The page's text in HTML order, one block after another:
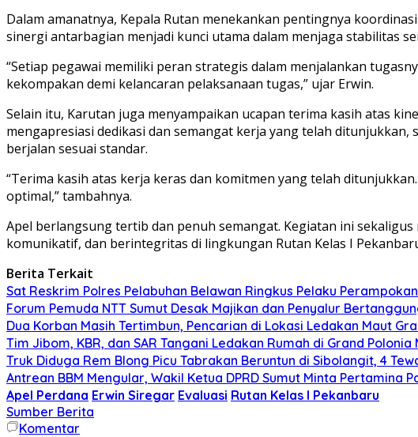
Dalam amanatnya, Kepala Rutan menekankan pentingnya
sinergi antarbagian menjadi kunci utama dalam menjaga stabilitas
“Setiap pegawai memiliki peran strategis dalam menjalankan
kekompakan demi kelancaran pelaksanaan tugas,” ujar Erwin.
Selain itu, Karutan juga menyampaikan ucapan terima kasih atas
mengapresiasi dedikasi dan semangat kerja yang telah
berjalan sesuai standar.
“Terima kasih atas kerja keras dan komitmen yang telah
optimal,” tambahnya.
Apel berlangsung tertib dan penuh semangat. Kegiatan ini
komunikatif, dan berintegritas di lingkungan Rutan Kelas I
Berita Terkait
Sat Reskrim Polres Pelabuhan Belawan Ringkus Pelaku
Forum Pemuda NTT Sumut Desak Majikan dan Penyalur
Dua Korban Masih Tertimbun, Pencarian di Lokasi Ledakan Maut
Tim Jibom, KBR, dan SAR Tangani Ledakan Rumah di Grand Polonia
Truk Diduga Rem Blong Picu Tabrakan Beruntun di Sibolangit, 4
Antrean BBM Mengular, Wakil Ketua DPRD Sumut Minta Pertamina
Apel Perdana Erwin Siregar Evaluasi Rutan Kelas I Pekanbaru
Sumber Berita
Komentar